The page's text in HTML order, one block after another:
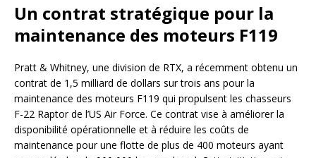
Un contrat stratégique pour la
maintenance des moteurs F119
Pratt & Whitney, une division de RTX, a récemment obtenu un
contrat de 1,5 milliard de dollars sur trois ans pour la
maintenance des moteurs F119 qui propulsent les chasseurs
F-22 Raptor de l’US Air Force. Ce contrat vise à améliorer la
disponibilité opérationnelle et à réduire les coûts de
maintenance pour une flotte de plus de 400 moteurs ayant